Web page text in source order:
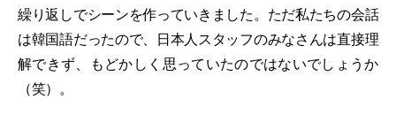
繰り返しでシーンを作っていきました。ただ私たちの会話
は韓国語だったので、日本人スタッフのみなさんは直接理
解できず、もどかしく思っていたのではないでしょうか
（笑）。